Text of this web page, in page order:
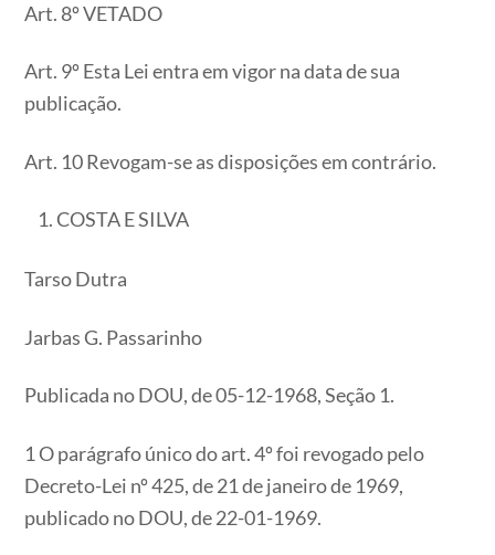
Art. 8º VETADO
Art. 9º Esta Lei entra em vigor na data de sua
publicação.
Art. 10 Revogam-se as disposições em contrário.
COSTA E SILVA
Tarso Dutra
Jarbas G. Passarinho
Publicada no DOU, de 05-12-1968, Seção 1.
1 O parágrafo único do art. 4º foi revogado pelo
Decreto-Lei nº 425, de 21 de janeiro de 1969,
publicado no DOU, de 22-01-1969.